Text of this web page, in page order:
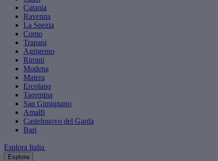
Catania
Ravenna
La Spezia
Como
Trapani
Agrigento
Rimini
Modena
Matera
Ercolano
Taormina
San Gimignano
Amalfi
Castelnuovo del Garda
Bari
Esplora Italia
Esplora